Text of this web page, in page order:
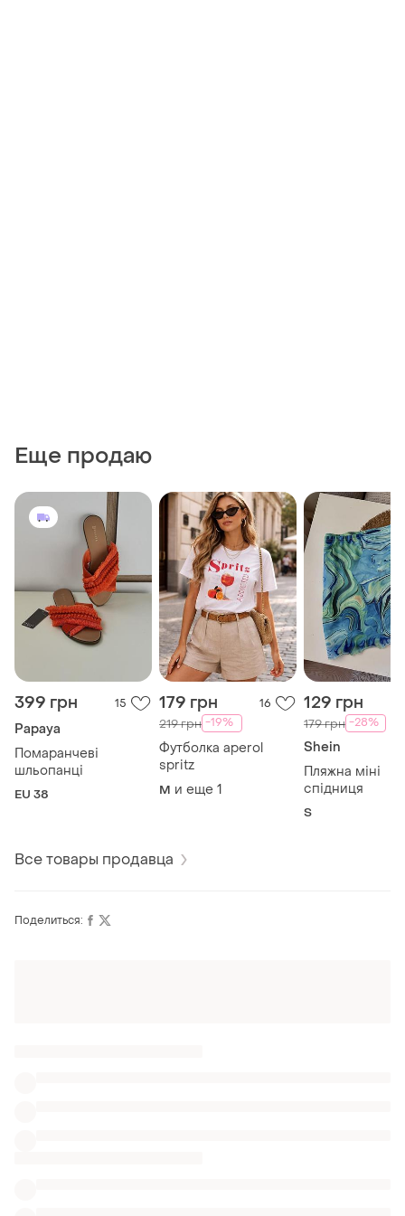
Еще продаю
399 грн 15
Papaya
Помаранчеві
шльопанці
EU 38
179 грн 16
219 грн -19%
Футболка aperol
spritz
M и еще 1
129 грн
179 грн -28%
Shein
Пляжна міні
спідниця
S
Все товары продавца
Поделиться: